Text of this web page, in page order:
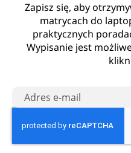
Zapisz się, aby
matrycach do
praktycznych
Wypisanie jest